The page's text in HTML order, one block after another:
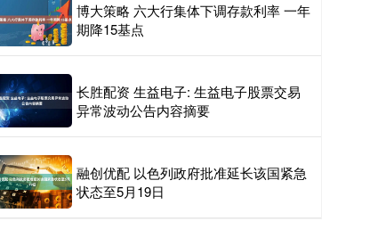
博大策略 六大行集体下调存款利率 一年
期降15基点
长胜配资 生益电子: 生益电子股票交易
异常波动公告内容摘要
融创优配 以色列政府批准延长该国紧急
状态至5月19日